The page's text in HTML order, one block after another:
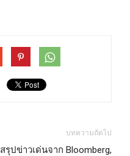
บทความถัดไป
สรุปข่าวเด่นจาก Bloomberg,